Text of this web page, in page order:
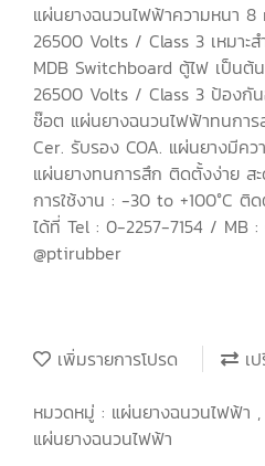
แผ่นยางฉนวนไฟฟ้าความหนา
26500 Volts / Class 3 เหมาะ
MDB Switchboard ตู้ไฟ เป็น
26500 Volts / Class 3 ป้องกัน
ช๊อต แผ่นยางฉนวนไฟฟ้าทนกา
Cer. รับรอง COA. แผ่นยางมีค
แผ่นยางทนการสึก ติดตั้งง่าย ส
การใช้งาน : -30 to +100°C ติ
ได้ที่ Tel : 0-2257-7154 / MB
@ptirubber
เพิ่มรายการโปรด
เ
หมวดหมู่ : แผ่นยางฉนวนไฟฟ้า ,
แผ่นยางฉนวนไฟฟ้า